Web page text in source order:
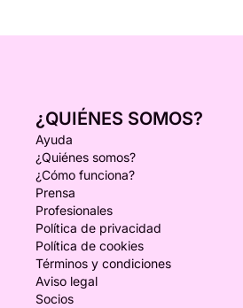
¿QUIÉNES SOMOS?
Ayuda
¿Quiénes somos?
¿Cómo funciona?
Prensa
Profesionales
Política de privacidad
Política de cookies
Términos y condiciones
Aviso legal
Socios